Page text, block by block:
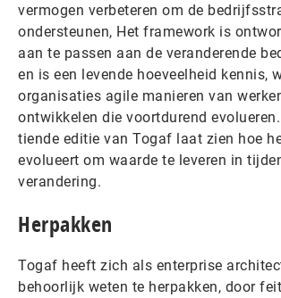
vermogen verbeteren om de
ondersteunen, Het framework is
aan te passen aan de veranderende
en is een levende hoeveelheid kennis,
organisaties agile manieren van
ontwikkelen die voortdurend
tiende editie van Togaf laat zien hoe
evolueert om waarde te leveren in
verandering.
Herpakken
Togaf heeft zich als enterprise
behoorlijk weten te herpakken, door